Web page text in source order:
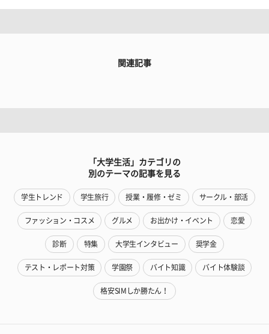
関連記事
「大学生活」カテゴリの
別のテーマの記事を見る
学生トレンド 学生旅行 授業・履修・ゼミ サークル・部活
ファッション・コスメ グルメ お出かけ・イベント 恋愛
診断 特集 大学生インタビュー 奨学金
テスト・レポート対策 学園祭 バイト知識 バイト体験談
格安SIMしか勝たん！